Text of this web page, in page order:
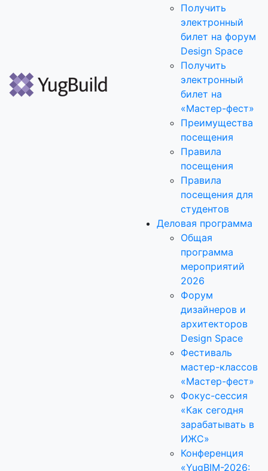
Получить
электронный
билет на форум
Design Space
Получить
электронный
билет на
«Мастер-фест»
Преимущества
посещения
Правила
посещения
Правила
посещения для
студентов
Деловая программа
Общая
программа
мероприятий
2026
Форум
дизайнеров и
архитекторов
Design Space
Фестиваль
мастер-классов
«Мастер-фест»
Фокус-сессия
«Как сегодня
зарабатывать в
ИЖС»
Конференция
«YugBIM-2026: